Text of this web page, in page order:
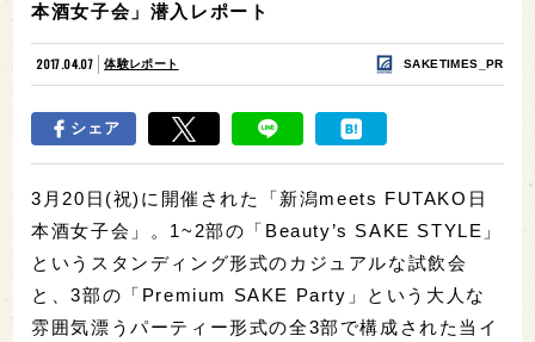
本酒女子会」潜入レポート
2017.04.07 体験レポート SAKETIMES_PR
シェア
3月20日(祝)に開催された「新潟meets FUTAKO日
本酒女子会」。1~2部の「Beauty’s SAKE STYLE」
というスタンディング形式のカジュアルな試飲会
と、3部の「Premium SAKE Party」という大人な
雰囲気漂うパーティー形式の全3部で構成された当イ